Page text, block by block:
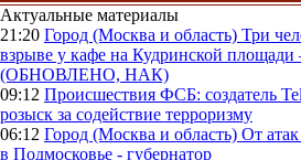
Актуальные материалы
21:20 Город (Москва и область) Три
взрыве у кафе на Кудринской площади
(ОБНОВЛЕНО, НАК)
09:12 Происшествия ФСБ: создатель
розыск за содействие терроризму
06:12 Город (Москва и область) От
в Подмосковье - губернатор